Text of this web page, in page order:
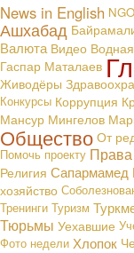
News in English NGO
Ашхабад
Валюта Видео
Гаспар Маталаев
Живодёры
Конкурсы Коррупция
Мансур Мингелов
Общество От
Помочь проекту Права
Религия Сапармамед
хозяйство
Тренинги Туризм
Тюрьмы Уехавшие
Фото недели Хлопок